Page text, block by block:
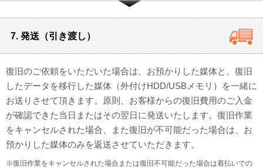
7. 発送（引き渡し）
復旧のご依頼をいただいた場合は、お預かりした媒体と、復旧
したデータを移行した媒体（外付けHDD/USBメモリ）を一緒に
お送りさせて頂きます。原則、お客様からの復旧費用のご入金
が確認できた当日またはその翌日に発送いたします。復旧作業
をキャンセルされた場合、また復旧が不可能だった場合は、お
預かりした媒体のみを返送させていただきます。
※復旧作業をキャンセルされた場合または復旧不可能だった場合は着払いでの